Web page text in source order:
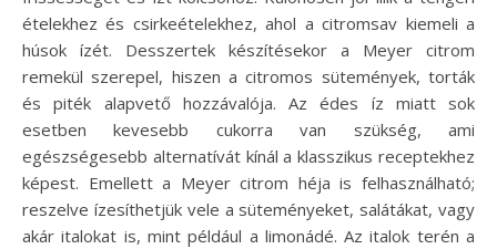
ételekhez és csirkeételekhez, ahol a citromsav kiemeli a
húsok ízét. Desszertek készítésekor a Meyer citrom
remekül szerepel, hiszen a citromos sütemények, torták
és piték alapvető hozzávalója. Az édes íz miatt sok
esetben kevesebb cukorra van szükség, ami
egészségesebb alternatívát kínál a klasszikus receptekhez
képest. Emellett a Meyer citrom héja is felhasználható;
reszelve ízesíthetjük vele a süteményeket, salátákat, vagy
akár italokat is, mint például a limonádé. Az italok terén a